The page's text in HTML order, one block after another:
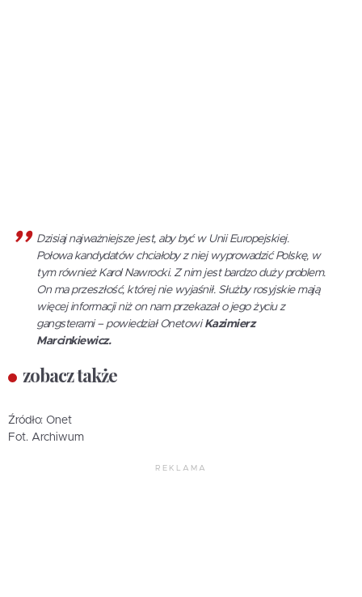
Dzisiaj najważniejsze jest, aby być w Unii Europejskiej.
Połowa kandydatów chciałoby z niej wyprowadzić Polskę, w
tym również Karol Nawrocki. Z nim jest bardzo duży problem.
On ma przeszłość, której nie wyjaśnił. Służby rosyjskie mają
więcej informacji niż on nam przekazał o jego życiu z
gangsterami – powiedział Onetowi Kazimierz
Marcinkiewicz.
zobacz także
Źródło: Onet
Fot. Archiwum
REKLAMA